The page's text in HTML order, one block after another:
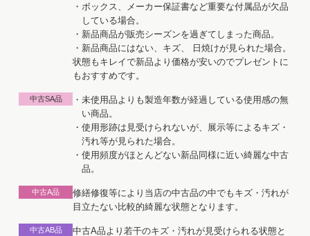
・ボックス、メーカー保証書など重要な付属品が欠品
している場合。
・新品商品が販売シーズンを過ぎてしまった商品。
・新品商品にはない、キズ、 日焼けが見られた場合。
状態もキレイで新品より価格が安いのでプレゼントに
もおすすめです。
中古SA品
・未使用品よりも製造年数が経過している使用感の無
い商品。
・使用形跡は見受けられないが、展示等によるキズ・
汚れ等が見られた場合。
・使用頻度がほとんどない新品同様に近い綺麗な中古
品。
中古A品
修繕修復等により当店の中古品の中でもキズ・汚れが
目立たない比較的綺麗な状態となります。
中古AB品
中古A品より若干のキズ・汚れが見受けられる状態と